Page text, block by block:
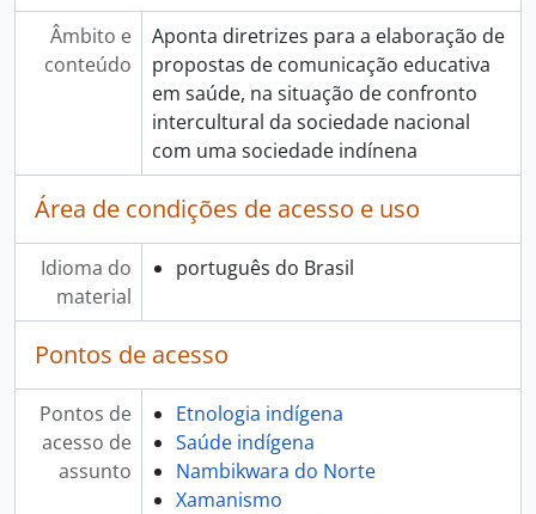
Âmbito e
conteúdo
Aponta diretrizes para a elaboração de
propostas de comunicação educativa
em saúde, na situação de confronto
intercultural da sociedade nacional
com uma sociedade indínena
Área de condições de acesso e uso
Idioma do
material
português do Brasil
Pontos de acesso
Pontos de
acesso de
assunto
Etnologia indígena
Saúde indígena
Nambikwara do Norte
Xamanismo